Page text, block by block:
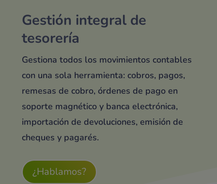
Gestión integral de
tesorería
Gestiona todos los movimientos contables
con una sola herramienta: cobros, pagos,
remesas de cobro, órdenes de pago en
soporte magnético y banca electrónica,
importación de devoluciones, emisión de
cheques y pagarés.
¿Hablamos?